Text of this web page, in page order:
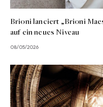
Brioni lanciert „Brioni
auf ein neues Niveau
08/05/2026